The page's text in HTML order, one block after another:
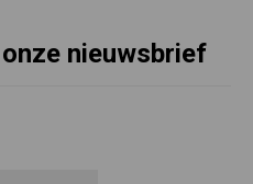
nieuwsbrief